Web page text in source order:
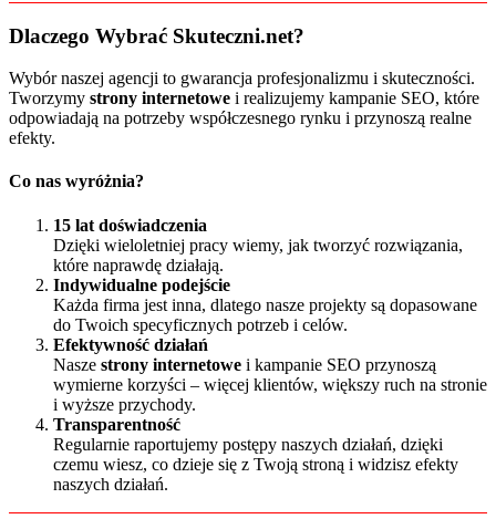
Dlaczego Wybrać Skuteczni.net?
Wybór naszej agencji to gwarancja profesjonalizmu i skuteczności.
Tworzymy strony internetowe i realizujemy kampanie SEO, które
odpowiadają na potrzeby współczesnego rynku i przynoszą realne
efekty.
Co nas wyróżnia?
15 lat doświadczenia
Dzięki wieloletniej pracy wiemy, jak tworzyć rozwiązania,
które naprawdę działają.
Indywidualne podejście
Każda firma jest inna, dlatego nasze projekty są dopasowane
do Twoich specyficznych potrzeb i celów.
Efektywność działań
Nasze strony internetowe i kampanie SEO przynoszą
wymierne korzyści – więcej klientów, większy ruch na stronie
i wyższe przychody.
Transparentność
Regularnie raportujemy postępy naszych działań, dzięki
czemu wiesz, co dzieje się z Twoją stroną i widzisz efekty
naszych działań.